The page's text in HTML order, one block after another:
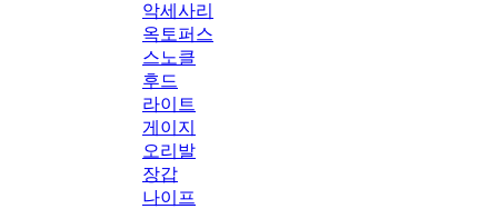
악세사리
옥토퍼스
스노클
후드
라이트
게이지
오리발
장갑
나이프